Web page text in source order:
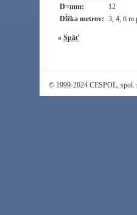
D=mm:
12
Dĺžka metrov: 3, 4, 6 m
« Späť
© 1999-2024 CESPOL, spol.